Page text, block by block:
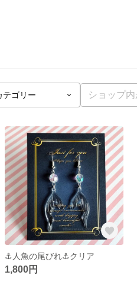
⚓人魚の尾びれ⚓クリア
1,800円